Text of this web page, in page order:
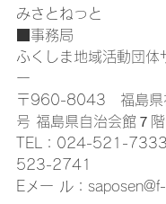
みさとねっと
■事務局
ふくしま地域活動団体
ー
〒960-8043　福島県
号 福島県自治会館７階
TEL：024-521-
523-2741
Eメー ル：